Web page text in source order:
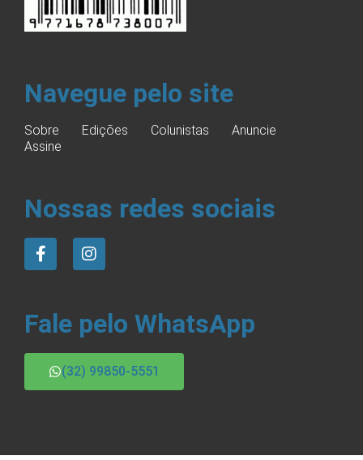
Navegue pelo site
Sobre Edições Colunistas
Anuncie
Assine
Nossas redes sociais
Fale pelo WhatsApp
(32) 99850-5551